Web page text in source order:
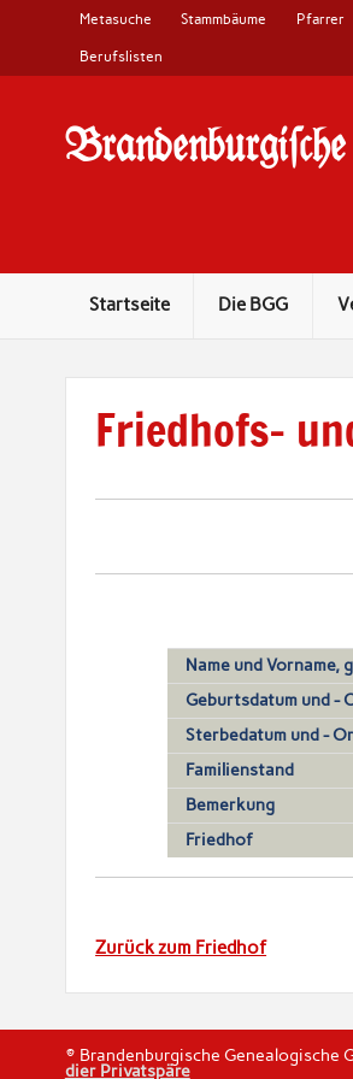
Metasuche Stammbäume Pfarrer
Berufslisten
Startseite Die BGG
Friedhofs-
Name und Vorname,
Geburtsdatum und -
Sterbedatum und -
Familienstand
Bemerkung
Friedhof
Zurück zum Friedhof
© Brandenburgische
dier Privatspäre